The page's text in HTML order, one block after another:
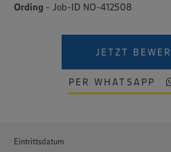
Ording - Job-ID NO-412508
JETZT
PER WHATSAPP
Eintrittsdatum